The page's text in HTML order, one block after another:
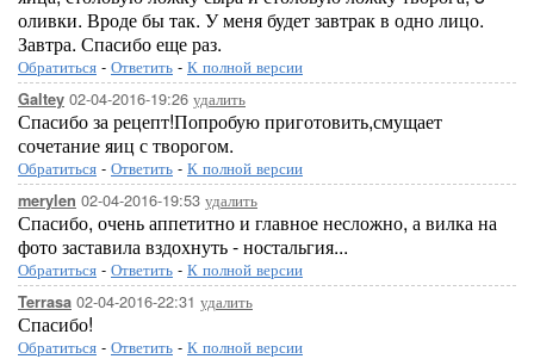
оливки. Вроде бы так. У меня будет завтрак в одно лицо.
Завтра. Спасибо еще раз.
Обратиться - Ответить - К полной версии
Galtey 02-04-2016-19:26 удалить
Спасибо за рецепт!Попробую приготовить,смущает
сочетание яиц с творогом.
Обратиться - Ответить - К полной версии
merylen 02-04-2016-19:53 удалить
Спасибо, очень аппетитно и главное несложно, а вилка на
фото заставила вздохнуть - ностальгия...
Обратиться - Ответить - К полной версии
Terrasa 02-04-2016-22:31 удалить
Спасибо!
Обратиться - Ответить - К полной версии